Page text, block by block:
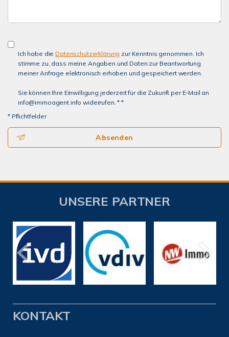
Ich habe die Datenschutzerklärung zur Kenntnis genommen. Ich
stimme zu, dass meine Angaben und Daten zur Beantwortung
meiner Anfrage elektronisch erhoben und gespeichert werden.
Sie können Ihre Einwilligung jederzeit für die Zukunft per E-Mail an
info@immoagent.info widerrufen. * *
* Pflichtfelder
Absenden
UNSERE PARTNER
KONTAKT